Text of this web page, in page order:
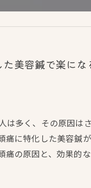
美容鍼で楽に
は多く、その原因は
痛に特化した美容鍼
痛の原因と、効果的